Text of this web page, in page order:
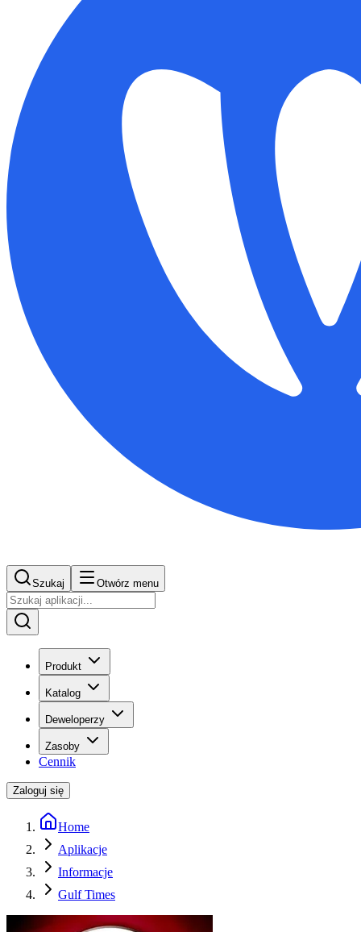
Szukaj Otwórz menu
Produkt
Katalog
Deweloperzy
Zasoby
Cennik
Zaloguj się
Home
Aplikacje
Informacje
Gulf Times